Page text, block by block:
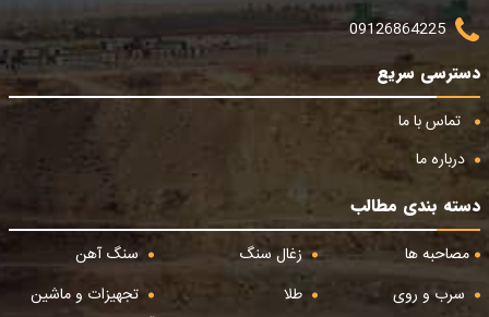
09126864225
دسترسی سریع
تماس با ما
درباره ما
دسته بندی مطالب
مصاحبه ها
زغال سنگ
سنگ آهن
سرب و روی
طلا
تجهیزات و ماشین